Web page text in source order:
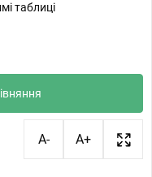
таблиці
A- A+